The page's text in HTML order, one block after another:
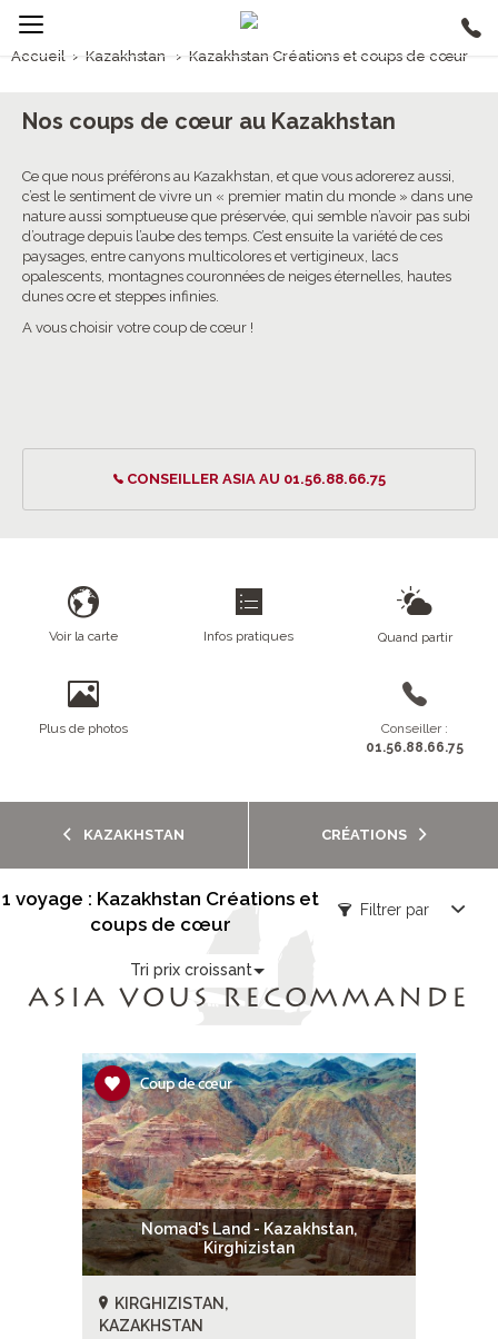
Accueil › Kazakhstan › Kazakhstan Créations et coups de cœur
Kazakhstan Créations et coups de cœur
Nos coups de cœur au Kazakhstan
Ce que nous préférons au Kazakhstan, et que vous adorerez aussi,
c’est le sentiment de vivre un « premier matin du monde » dans une
nature aussi somptueuse que préservée, qui semble n’avoir pas subi
d’outrage depuis l’aube des temps. C’est ensuite la variété de ces
paysages, entre canyons multicolores et vertigineux, lacs
opalescents, montagnes couronnées de neiges éternelles, hautes
dunes ocre et steppes infinies.
A vous choisir votre coup de cœur !
CONSEILLER ASIA AU 01.56.88.66.75
Voir la carte Infos pratiques Quand partir
Plus de photos
Conseiller :
01.56.88.66.75
KAZAKHSTAN CRÉATIONS
1 voyage : Kazakhstan Créations et
coups de cœur
Tri prix croissant
Filtrer par
ASIA VOUS RECOMMANDE
Nomad's Land - Kazakhstan,
Kirghizistan
KIRGHIZISTAN,
KAZAKHSTAN